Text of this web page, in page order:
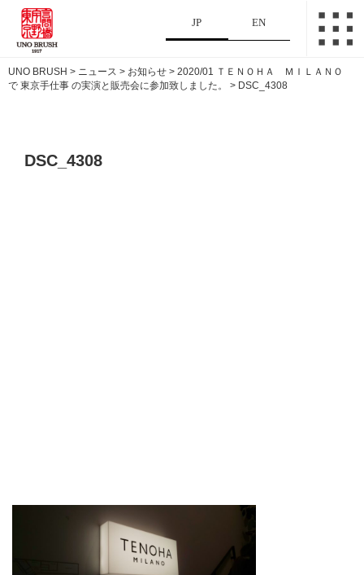
JP EN
UNO BRUSH > ニュース > お知らせ > 2020/01 ＴＥＮＯＨＡ ＭＩＬＡＮＯ
で 東京手仕事 の実演と販売会に参加致しました。
> DSC_4308
DSC_4308